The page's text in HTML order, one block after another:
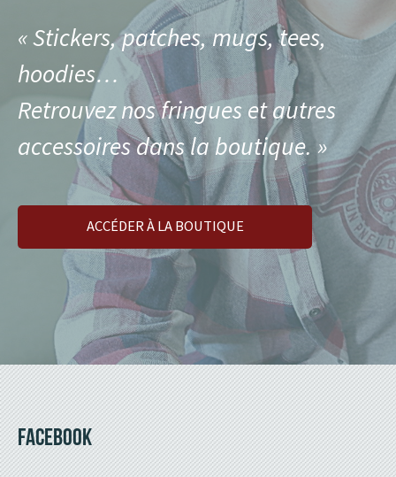
« Stickers, patches, mugs, tees,
hoodies…
Retrouvez nos fringues et autres
accessoires dans la boutique. »
ACCÉDER À LA BOUTIQUE
FACEBOOK